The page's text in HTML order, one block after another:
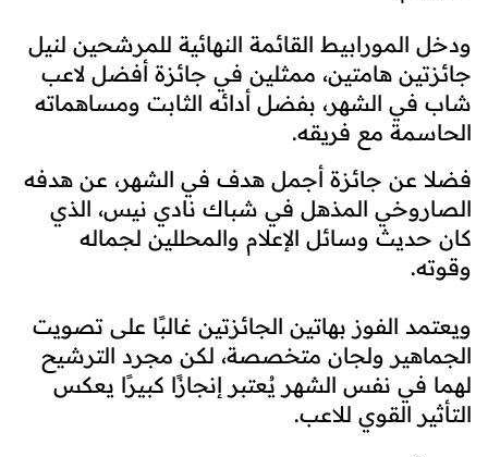
ودخل المورابيط القائمة النهائية للمرشحين لنيل
جائزتين هامتين، ممثلين في جائزة أفضل لاعب
شاب في الشهر، بفضل أدائه الثابت ومساهماته
الحاسمة مع فريقه.
فضلا عن جائزة أجمل هدف في الشهر، عن هدفه
الصاروخي المذهل في شباك نادي نيس، الذي
كان حديث وسائل الإعلام والمحللين لجماله
وقوته.
ويعتمد الفوز بهاتين الجائزتين غالبًا على تصويت
الجماهير ولجان متخصصة، لكن مجرد الترشيح
لهما في نفس الشهر يُعتبر إنجازًا كبيرًا يعكس
التأثير القوي للاعب.